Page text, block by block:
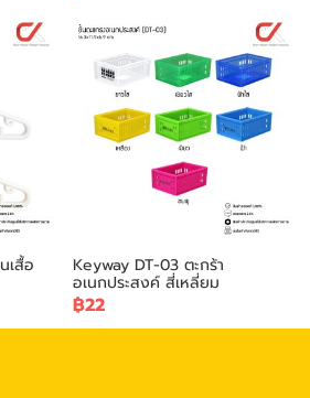
เสื้อ Keyway DT-03 ตะกร้า
อเนกประสงค์ สี่เหลี่ยม
฿22